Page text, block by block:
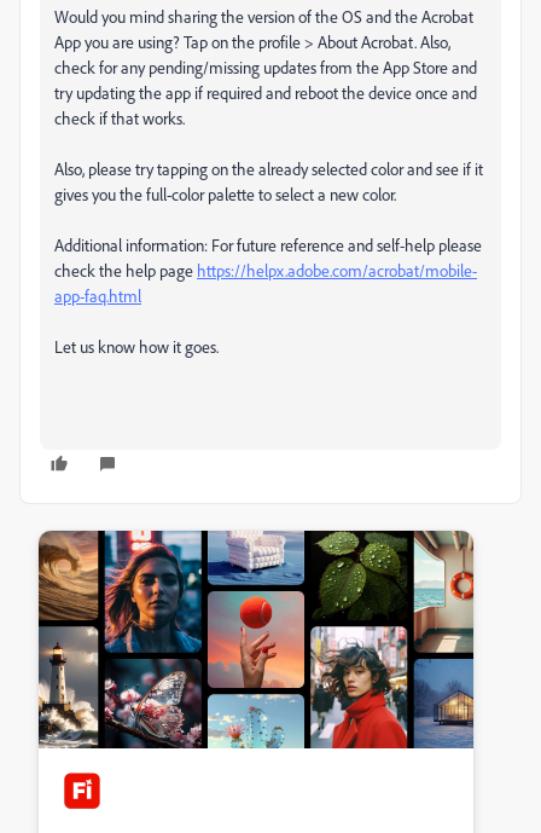
Would you mind sharing the version of the OS and the Acrobat
App you are using? Tap on the profile > About Acrobat. Also,
check for any pending/missing updates from the App Store and
try updating the app if required and reboot the device once and
check if that works.
Also, please try tapping on the already selected color and see if it
gives you the full-color palette to select a new color.
Additional information: For future reference and self-help please
check the help page https://helpx.adobe.com/acrobat/mobile-
app-faq.html
Let us know how it goes.